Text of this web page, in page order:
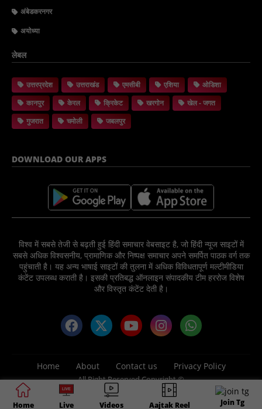
Home Live Videos Aajtak Reel Join Tg
अंबेडकरनगर
अयोध्या
लेबल
उत्तरप्रदेश उत्तराखंड एमसीबी एशिया
ओडिशा
कानपुर
केरल क्रिकेट खरगोन
खेल - जगत
गुजरात
चमोली जबलपुर
DOWNLOAD OUR APPS
विश्व में सबसे तेजी से बढ़ती हुई हिंदी समाचार वेबसाइट है, जो हिंदी न्यूज साइटों में
सबसे अधिक विश्वसनीय, प्रामाणिक और निष्पक्ष समाचार अपने समर्पित पाठक वर्ग तक
पहुंचाती है। यह अन्य भाषाई साइटों की तुलना में अधिक विविधतापूर्ण मल्टीमीडिया
कंटेंट उपलब्ध कराती है। इसकी प्रतिबद्ध ऑनलाइन संपादकीय टीम हररोज विशेष
और विस्तृत कंटेंट देती है।
Home About Contact us Privacy Policy
All Right Reserved Copyright ©
2025 News Nation 81 Media Group